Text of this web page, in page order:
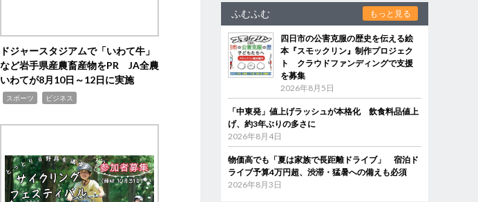
ドジャースタジアムで「いわて牛」
など岩手県産農畜産物をPR JA全農
いわてが8月10日～12日に実施
スポーツ ビジネス
ふむふむ もっと見る
四日市の公害克服の歴史を伝える絵
本『スモックリン』制作プロジェク
ト クラウドファンディングで支援
を募集
2026年8月5日
「中東発」値上げラッシュが本格化 飲食料品値上
げ、約3年ぶりの多さに
2026年8月4日
物価高でも「夏は家族で長距離ドライブ」 宿泊ド
ライブ予算4万円超、渋滞・猛暑への備えも必須
2026年8月3日